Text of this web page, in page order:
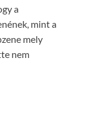
a
mint a
mely
nem